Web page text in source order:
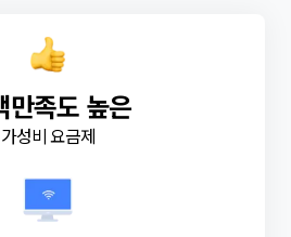
만족도 높은
가성비 요금제